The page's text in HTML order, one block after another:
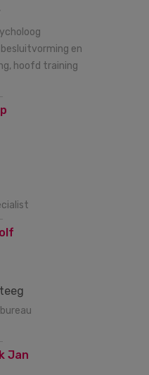
en
hoofd training
Jan